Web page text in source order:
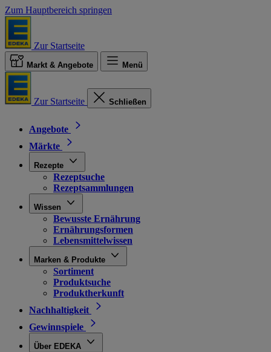
Zum Hauptbereich springen
Zur Startseite
Markt & Angebote Menü
Zur Startseite Schließen
Angebote
Märkte
Rezepte
Rezeptsuche
Rezeptsammlungen
Wissen
Bewusste Ernährung
Ernährungsformen
Lebensmittelwissen
Marken & Produkte
Sortiment
Produktsuche
Produktherkunft
Nachhaltigkeit
Gewinnspiele
Über EDEKA